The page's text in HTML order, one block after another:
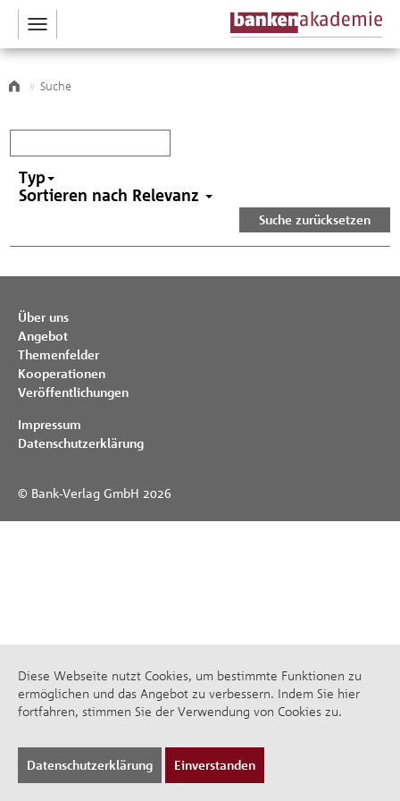
Toggle
navigation
Suche
Suchen
Typ
Sortieren nach Relevanz
Suche zurücksetzen
Über uns
Angebot
Themenfelder
Kooperationen
Veröffentlichungen
Impressum
Datenschutzerklärung
© Bank-Verlag GmbH 2026
Diese Webseite nutzt Cookies, um bestimmte Funktionen zu
ermöglichen und das Angebot zu verbessern. Indem Sie hier
fortfahren, stimmen Sie der Verwendung von Cookies zu.
Datenschutzerklärung Einverstanden